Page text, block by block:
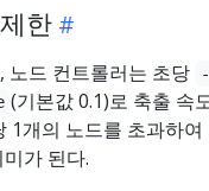
한
노드 컨트롤러는 초당
(기본값 0.1)로 축출 속
1개의 노드를 초과하
가 된다.